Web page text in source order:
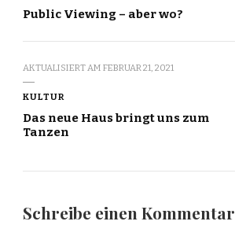
Public Viewing – aber wo?
AKTUALISIERT AM FEBRUAR 21, 2021
KULTUR
Das neue Haus bringt uns zum
Tanzen
Schreibe einen Kommentar